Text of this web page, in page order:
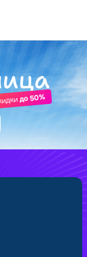
до 50%